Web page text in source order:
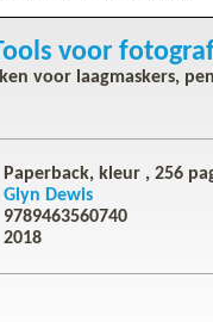
voor
voor laagmaskers,
Paperback, kleur , 256
Glyn Dewis
9789463560740
2018